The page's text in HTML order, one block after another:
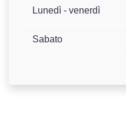
Lunedì - venerdì
Sabato